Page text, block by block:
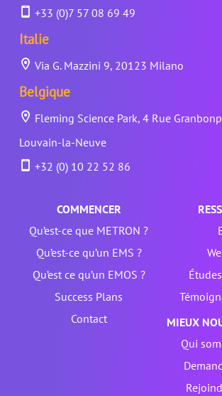
+33 (0)7 57 08 69 49
Italie
Via G. Mazzini 9, 20123 Milano
Belgique
Fleming Science Park, 4 Rue
Louvain-la-Neuve
+32 (0) 10 22 52 86
COMMENCER
Qu’est-ce que METRON ?
Qu’est-ce qu’un EMS ?
Qu’est ce qu’un EMOS ?
Success Plans
Contact
MIEUX
Qui